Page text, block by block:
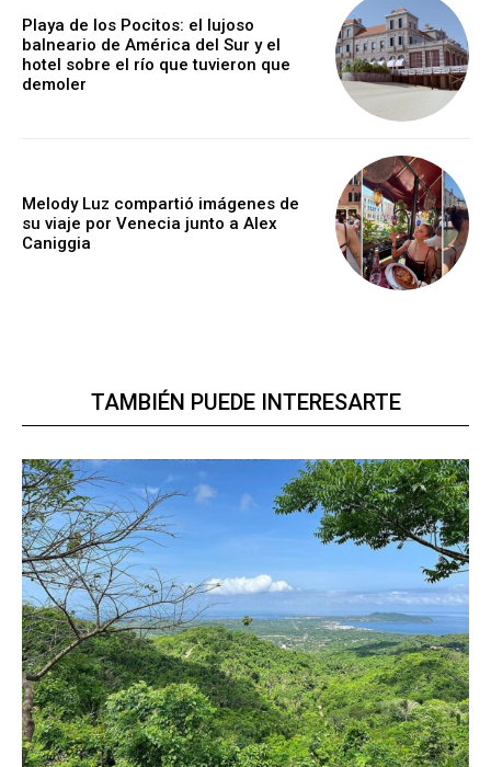
Playa de los Pocitos: el lujoso
balneario de América del Sur y el
hotel sobre el río que tuvieron que
demoler
Melody Luz compartió imágenes de
su viaje por Venecia junto a Alex
Caniggia
TAMBIÉN PUEDE INTERESARTE